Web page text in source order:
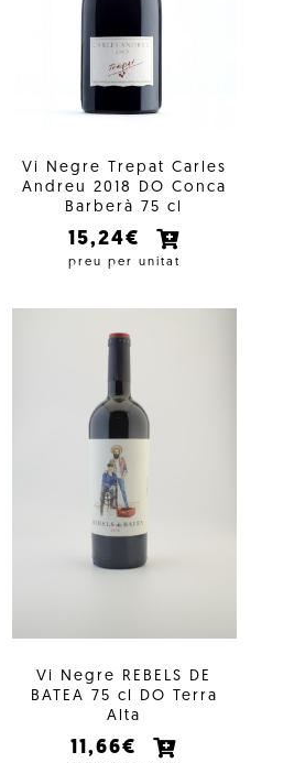
Vi Negre Trepat Carles
Andreu 2018 DO Conca
Barberà 75 cl
15,24€
preu per unitat
Vi Negre REBELS DE
BATEA 75 cl DO Terra
Alta
11,66€